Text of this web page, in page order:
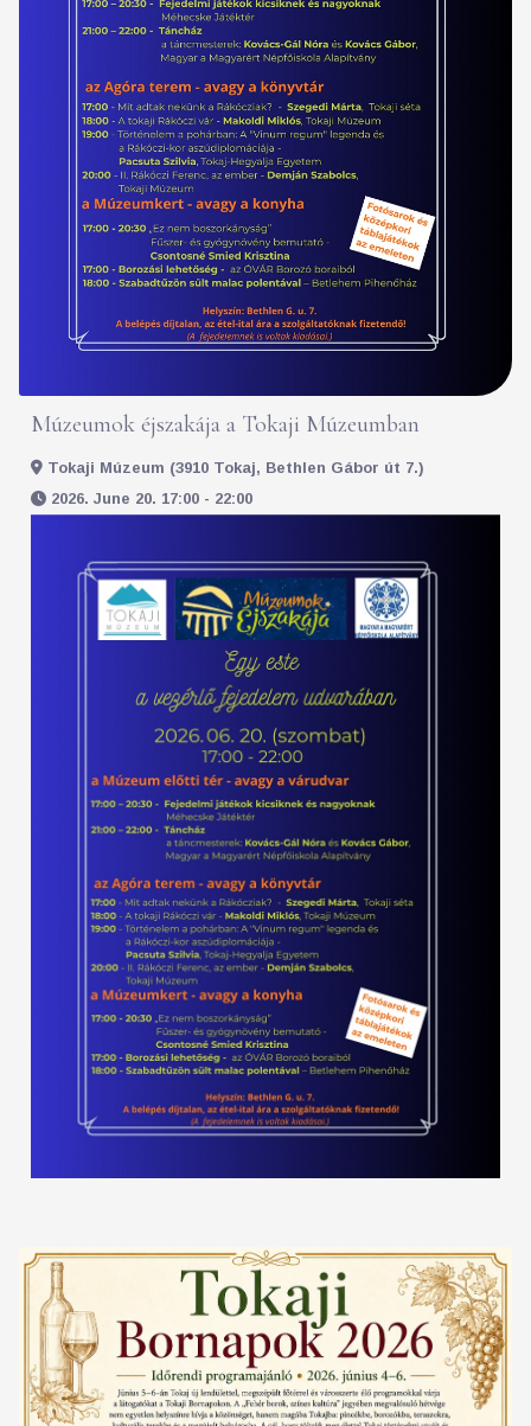
Múzeumok éjszakája a Tokaji Múzeumban
Tokaji Múzeum (3910 Tokaj, Bethlen Gábor út 7.)
2026. June 20. 17:00 - 22:00